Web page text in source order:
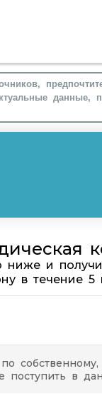
данные,